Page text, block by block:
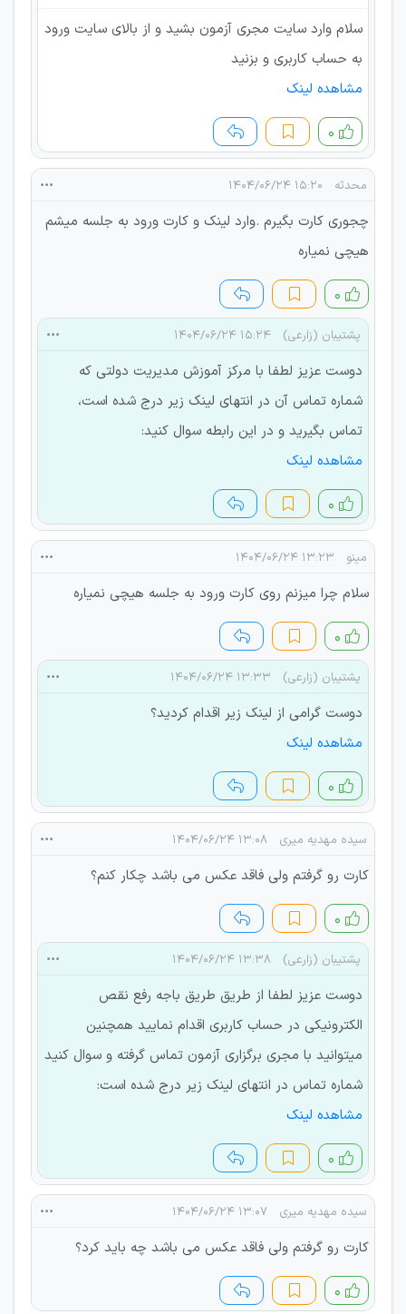
سلام وارد سایت مجری آزمون بشید و از بالای سایت ورود
به حساب کاربری و بزنید
مشاهده لینک
۰
محدثه ۱۵:۲۰ ۱۴۰۴/۰۶/۲۴
چجوری کارت بگیرم .وارد لینک و کارت ورود به جلسه میشم
هیچی نمیاره
۰
پشتیبان (زارعی) ۱۵:۲۴ ۱۴۰۴/۰۶/۲۴
دوست عزیز لطفا با مرکز آموزش مدیریت دولتی که
شماره تماس آن در انتهای لینک زیر درج شده است،
تماس بگیرید و در این رابطه سوال کنید:
مشاهده لینک
۰
مینو ۱۳:۲۳ ۱۴۰۴/۰۶/۲۴
سلام چرا میزنم روی کارت ورود به جلسه هیچی نمیاره
۰
پشتیبان (زارعی) ۱۳:۳۳ ۱۴۰۴/۰۶/۲۴
دوست گرامی از لینک زیر اقدام کردید؟
مشاهده لینک
۰
سیده مهدیه میری ۱۳:۰۸ ۱۴۰۴/۰۶/۲۴
کارت رو گرفتم ولی فاقد عکس می باشد چکار کنم؟
۰
پشتیبان (زارعی) ۱۳:۳۸ ۱۴۰۴/۰۶/۲۴
دوست عزیز لطفا از طریق طریق باجه رفع نقص
الکترونیکی در حساب کاربری اقدام نمایید همچنین
میتوانید با مجری برگزاری آزمون تماس گرفته و سوال کنید
شماره تماس در انتهای لینک زیر درج شده است:
مشاهده لینک
۰
سیده مهدیه میری ۱۳:۰۷ ۱۴۰۴/۰۶/۲۴
کارت رو گرفتم ولی فاقد عکس می باشد چه باید کرد؟
۰